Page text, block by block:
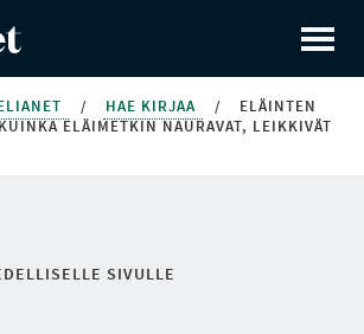
/ HAE KIRJAA /
ELÄINTEN
ELÄIMETKIN NAURAVAT, LEIKKIVÄT
SIVULLE